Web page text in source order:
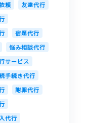
頼
友達代行
宿題代行
悩み相談代行
サービス
手続き代行
謝罪代行
代行